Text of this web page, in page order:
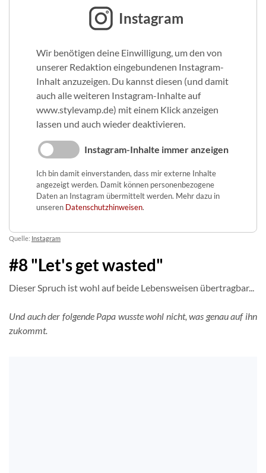
Instagram
Wir benötigen deine Einwilligung, um den von
unserer Redaktion eingebundenen Instagram-
Inhalt anzuzeigen. Du kannst diesen (und damit
auch alle weiteren Instagram-Inhalte auf
www.stylevamp.de) mit einem Klick anzeigen
lassen und auch wieder deaktivieren.
Instagram-Inhalte immer anzeigen
Ich bin damit einverstanden, dass mir externe Inhalte
angezeigt werden. Damit können personenbezogene
Daten an Instagram übermittelt werden. Mehr dazu in
unseren Datenschutzhinweisen.
Quelle: Instagram
#8 "Let's get wasted"
Dieser Spruch ist wohl auf beide Lebensweisen übertragbar...
Und auch der folgende Papa wusste wohl nicht, was genau auf ihn
zukommt.